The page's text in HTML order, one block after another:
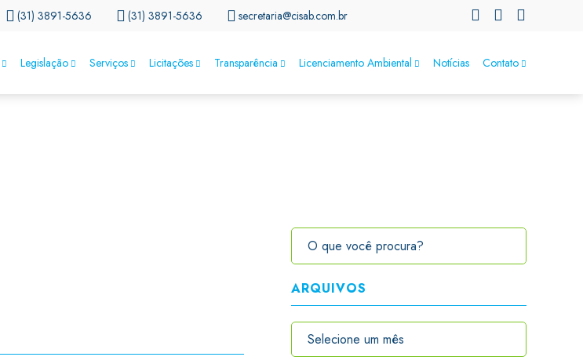
(31) 3891-5636 (31) 3891-5636 secretaria@cisab.com.br
Legislação Serviços Licitações Transparência Licenciamento Ambiental Notícias Contato
ARQUIVOS